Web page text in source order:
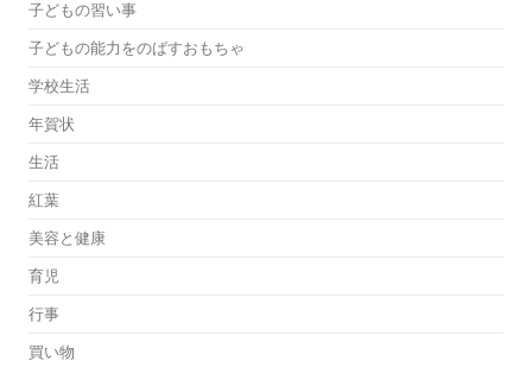
子どもの習い事
子どもの能力をのばすおもちゃ
学校生活
年賀状
生活
紅葉
美容と健康
育児
行事
買い物